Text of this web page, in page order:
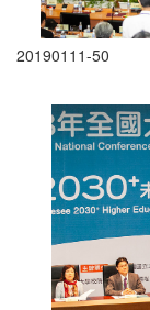
20190111-50